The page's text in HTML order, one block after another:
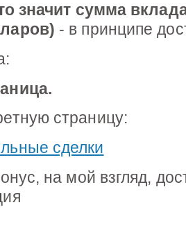
значит сумма
- в принципе
страницу:
сделки
на мой взгляд,